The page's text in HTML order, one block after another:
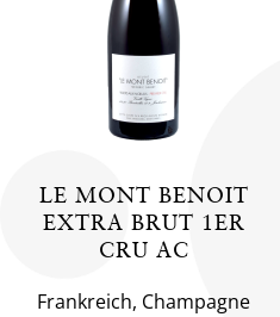
LE MONT BENOIT
EXTRA BRUT 1ER
CRU AC
Frankreich, Champagne